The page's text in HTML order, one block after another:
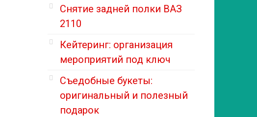
Снятие задней полки ВАЗ
2110
Кейтеринг: организация
мероприятий под ключ
Съедобные букеты:
оригинальный и полезный
подарок